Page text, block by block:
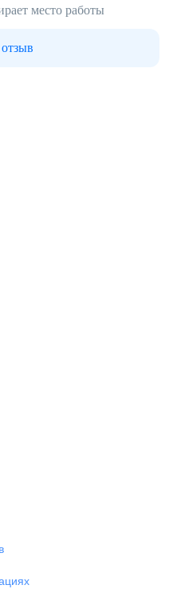
место работы